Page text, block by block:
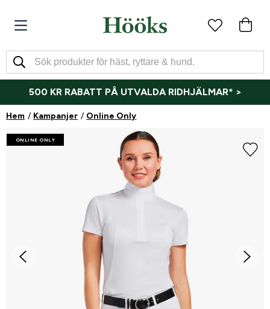
500 KR RABATT PÅ UTVALDA RIDHJÄLMAR* >
Hem Kampanjer Online Only
ONLINE ONLY